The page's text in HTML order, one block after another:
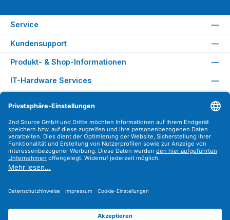
Service
Kundensupport
Produkt- & Shop-Informationen
IT-Hardware Services
Versandarten
Zahlungsarten
Sicher Einkaufen
Find us on